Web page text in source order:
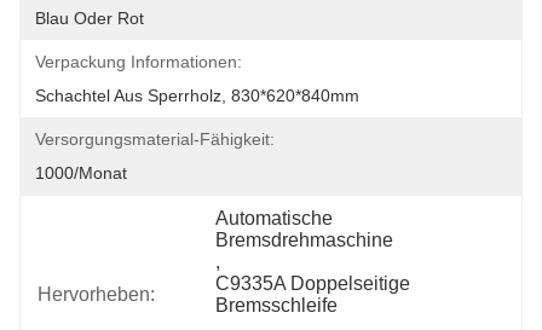
Blau Oder Rot
Verpackung Informationen:
Schachtel Aus Sperrholz, 830*620*840mm
Versorgungsmaterial-Fähigkeit:
1000/Monat
Hervorheben:
Automatische
Bremsdrehmaschine
,
C9335A Doppelseitige
Bremsschleife